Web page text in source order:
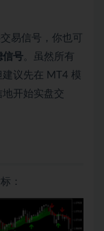
易信号，你也可
信号 。虽然所有
议先在 MT4 模
开始实盘交
：